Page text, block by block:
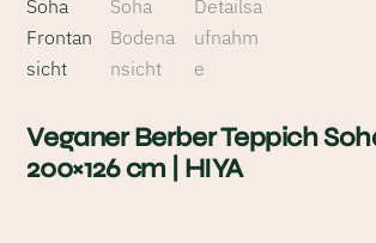
Veganer Berber Teppich
200×126 cm | HIYA